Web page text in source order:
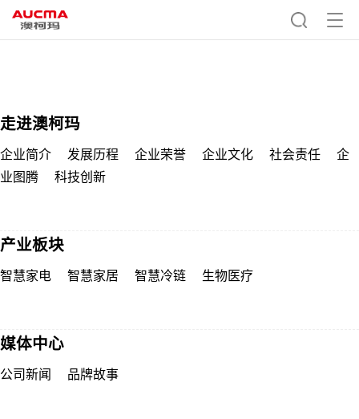
走进澳柯玛
企业简介 发展历程 企业荣誉 企业文化 社会责任
企
业图腾
科技创新
产业板块
智慧家电 智慧家居 智慧冷链 生物医疗
媒体中心
公司新闻 品牌故事